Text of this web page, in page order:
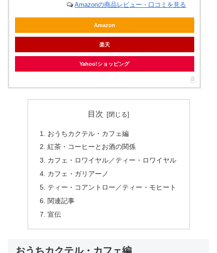
Amazonの商品レビュー・口コミを見る
Amazon
楽天
Yahoo!ショッピング
目次
おうちカクテル・カフェ編
紅茶・コーヒーとお酒の関係
カフェ・ロワイヤル／ティー・ロワイヤル
カフェ・ガリアーノ
ティー・コアントロー／ティー・モヒート
関連記事
宣伝
おうちカクテル・カフェ編